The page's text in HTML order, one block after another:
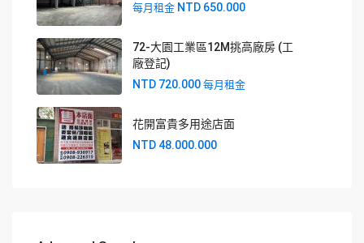
每月租金 NTD 650.000
72-大園工業區12M挑高廠房 (工
廠登記)
NTD 720.000 每月租金
花開富貴多用途店面
NTD 48.000.000